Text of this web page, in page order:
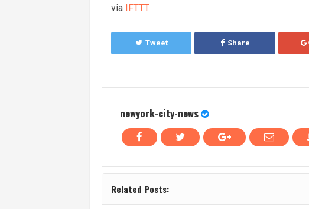
via IFTTT
Tweet Share
newyork-city-news
Related Posts: